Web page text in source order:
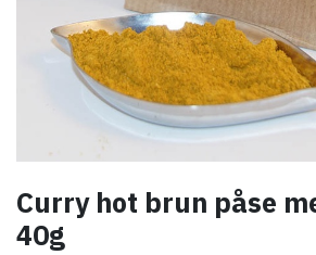
Curry hot brun påse
40g